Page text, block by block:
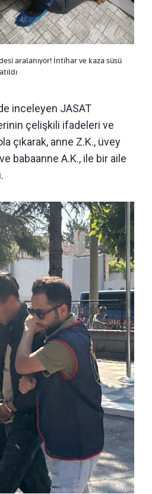
aralanıyor! İntihar ve kaza süsü
inceleyen JASAT
çelişkili ifadeleri ve
çıkarak, anne Z.K., üvey
babaanne A.K., ile bir aile